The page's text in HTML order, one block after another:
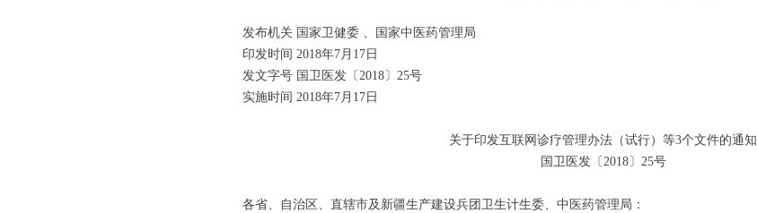
发布机关 国家卫健委 、国家中医药管理局
印发时间 2018年7月17日
发文字号 国卫医发〔2018〕25号
实施时间 2018年7月17日
关于印发互联网诊疗管理办法（试行）等3个文件的通知
国卫医发〔2018〕25号
各省、自治区、直辖市及新疆生产建设兵团卫生计生委、中医药管理局：